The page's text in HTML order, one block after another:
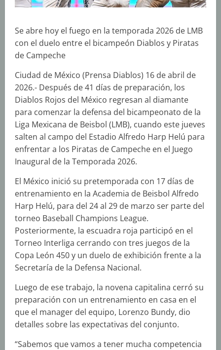
Se abre hoy el fuego en la temporada 2026 de LMB
con el duelo entre el bicampeón Diablos y Piratas
de Campeche
Ciudad de México (Prensa Diablos) 16 de abril de
2026.- Después de 41 días de preparación, los
Diablos Rojos del México regresan al diamante
para comenzar la defensa del bicampeonato de la
Liga Mexicana de Beisbol (LMB), cuando este jueves
salten al campo del Estadio Alfredo Harp Helú para
enfrentar a los Piratas de Campeche en el Juego
Inaugural de la Temporada 2026.
El México inició su pretemporada con 17 días de
entrenamiento en la Academia de Beisbol Alfredo
Harp Helú, para del 24 al 29 de marzo ser parte del
torneo Baseball Champions League.
Posteriormente, la escuadra roja participó en el
Torneo Interliga cerrando con tres juegos de la
Copa León 450 y un duelo de exhibición frente a la
Secretaría de la Defensa Nacional.
Luego de ese trabajo, la novena capitalina cerró su
preparación con un entrenamiento en casa en el
que el manager del equipo, Lorenzo Bundy, dio
detalles sobre las expectativas del conjunto.
“Sabemos que vamos a tener mucha competencia